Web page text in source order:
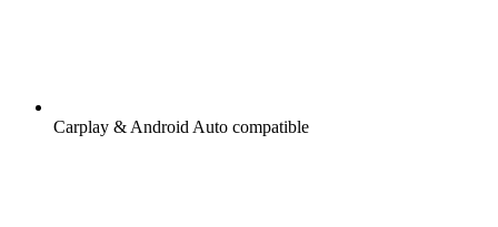
Carplay & Android Auto compatible